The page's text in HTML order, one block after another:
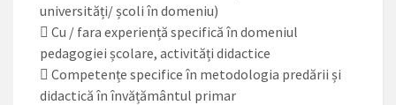
universități/ școli în domeniu)
 Cu / fara experiență specifică în domeniul
pedagogiei școlare, activități didactice
 Competențe specifice în metodologia predării și
didactică în învățământul primar